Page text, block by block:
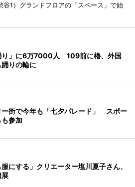
谷1）グランドフロアの「スペース」で始
り」に6万7000人 109前に櫓、外国
りの輪に
ー街で今年も「七夕パレード」 スポー
参加
服にする」クリエーター塩川夏子さん、
展